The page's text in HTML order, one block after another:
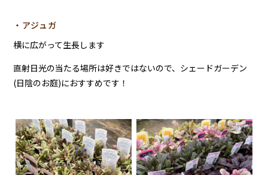
・アジュガ
横に広がって生長します
直射日光の当たる場所は好きではないので、シェードガーデン
(日陰のお庭)におすすめです！